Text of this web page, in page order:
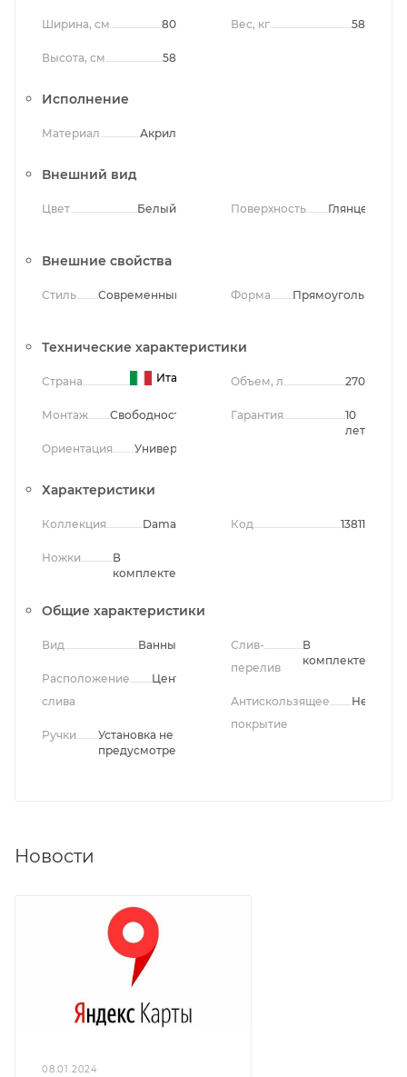
Ширина, см 80
Высота, см 58
Вес, кг 58
Исполнение
Материал Акрил
Внешний вид
Цвет Белый Поверхность Глянцевая
Внешние свойства
Стиль Современный Форма Прямоугольная
Технические характеристики
Страна Италия
Монтаж Свободностоящий
Ориентация Универсальная
Объем, л 270
Гарантия
10
лет
Характеристики
Коллекция Dama
Ножки
В
комплекте
Код 13811
Общие характеристики
Вид Ванны
Расположение
слива
Центральное
Ручки
Установка не
предусмотрена
Слив-
перелив
В
комплекте
Антискользящее
покрытие
Нет
Новости
08.01.2024